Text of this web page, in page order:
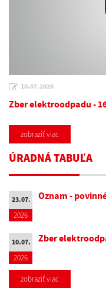
10.07.2026
Zber elektroodpadu -
zobraziť viac
ÚRADNÁ TABUĽA
23.07.
2026
Oznam -
10.07.
2026
Zber
zobraziť viac